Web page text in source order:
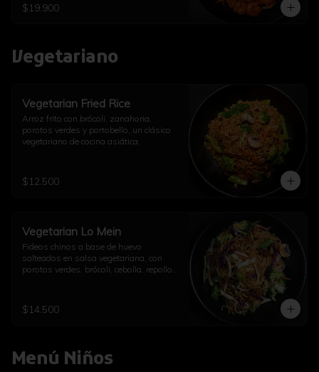
$19.900
Vegetariano
Vegetarian Fried Rice
Arroz frito con brócoli, zanahoria,
porotos verdes y portobello, un clásico
vegetariano de cocina asiática.
$12.500
Vegetarian Lo Mein
Fideos chinos a base de huevo
salteados en salsa vegetariana, con
porotos verdes, brócoli, cebolla, repollo,
$14.500
Menú Niños